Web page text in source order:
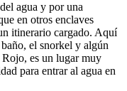
agua y por una
en otros enclaves
itinerario cargado. Aquí
el snorkel y algún
es un lugar muy
para entrar al agua en